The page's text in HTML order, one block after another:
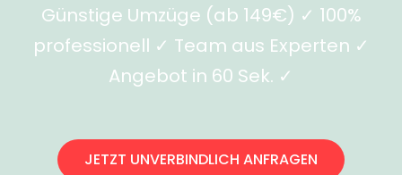
Günstige Umzüge (ab 149€) ✓ 100%
professionell ✓ Team aus Experten ✓
Angebot in 60 Sek. ✓
JETZT UNVERBINDLICH ANFRAGEN